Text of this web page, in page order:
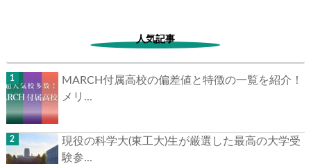
人気記事
MARCH付属高校の偏差値と特徴の一覧を紹介！
メリ...
現役の科学大(東工大)生が厳選した最高の大学受
験参...